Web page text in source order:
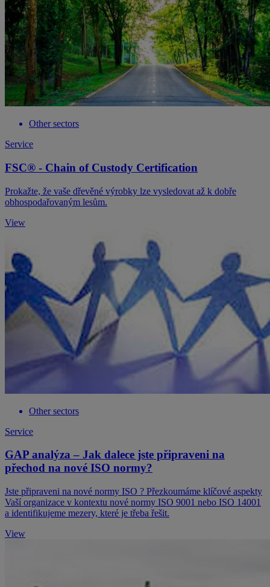
Other sectors
Service
FSC® - Chain of Custody Certification
Prokažte, že vaše dřevěné výrobky lze vysledovat až k dobře
obhospodařovaným lesům.
View
Other sectors
Service
GAP analýza – Jak dalece jste připraveni na
přechod na nové ISO normy?
Jste připraveni na nové normy ISO ? Přezkoumáme klíčové aspekty
Vaší organizace v kontextu nové normy ISO 9001 nebo ISO 14001
a identifikujeme mezery, které je třeba řešit.
View